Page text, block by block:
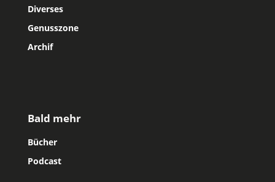
Diverses
Genusszone
Archif
Bald mehr
Bücher
Podcast